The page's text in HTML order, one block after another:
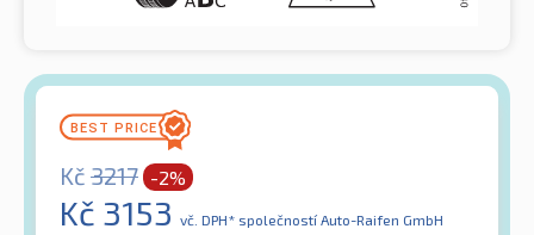
Kč 3217 -2%
Kč 3153 vč. DPH* společností Auto-Raifen GmbH